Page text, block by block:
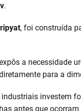
.
, foi construída
a necessidade
para a
investem
antes que ocorram